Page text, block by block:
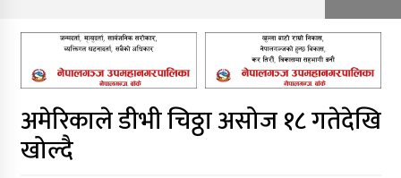
अमेरिकाले डीभी चिठ्ठा असोज १८ गतेदेखि
खोल्दै